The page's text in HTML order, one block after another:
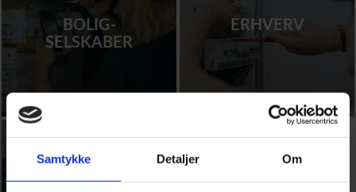
Samtykke Detaljer Om
BOLIG­
SELSKABER
ERHVERV